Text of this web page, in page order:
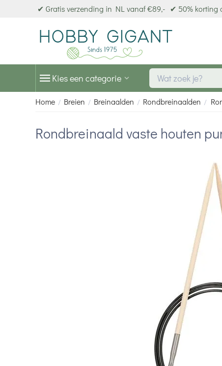
✔ Gratis verzending in NL vanaf €89,- ✔ 50% korting
Kies een categorie
Home / Breien / Breinaalden / Rondbreinaalden /
Rondbreinaald vaste houten